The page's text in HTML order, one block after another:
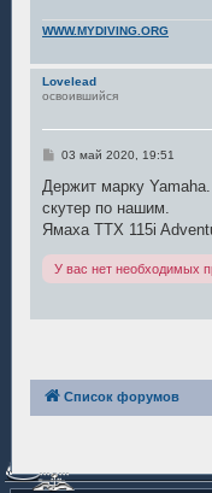
WWW.MYDIVING.ORG
Lovelead
освоившийся
С
о
б
щ
е
и
е
03 май 2020, 19:51
Держит марку
скутер по нашим.
Ямаха ТТХ 115i
У вас нет необходимых
Список форумов